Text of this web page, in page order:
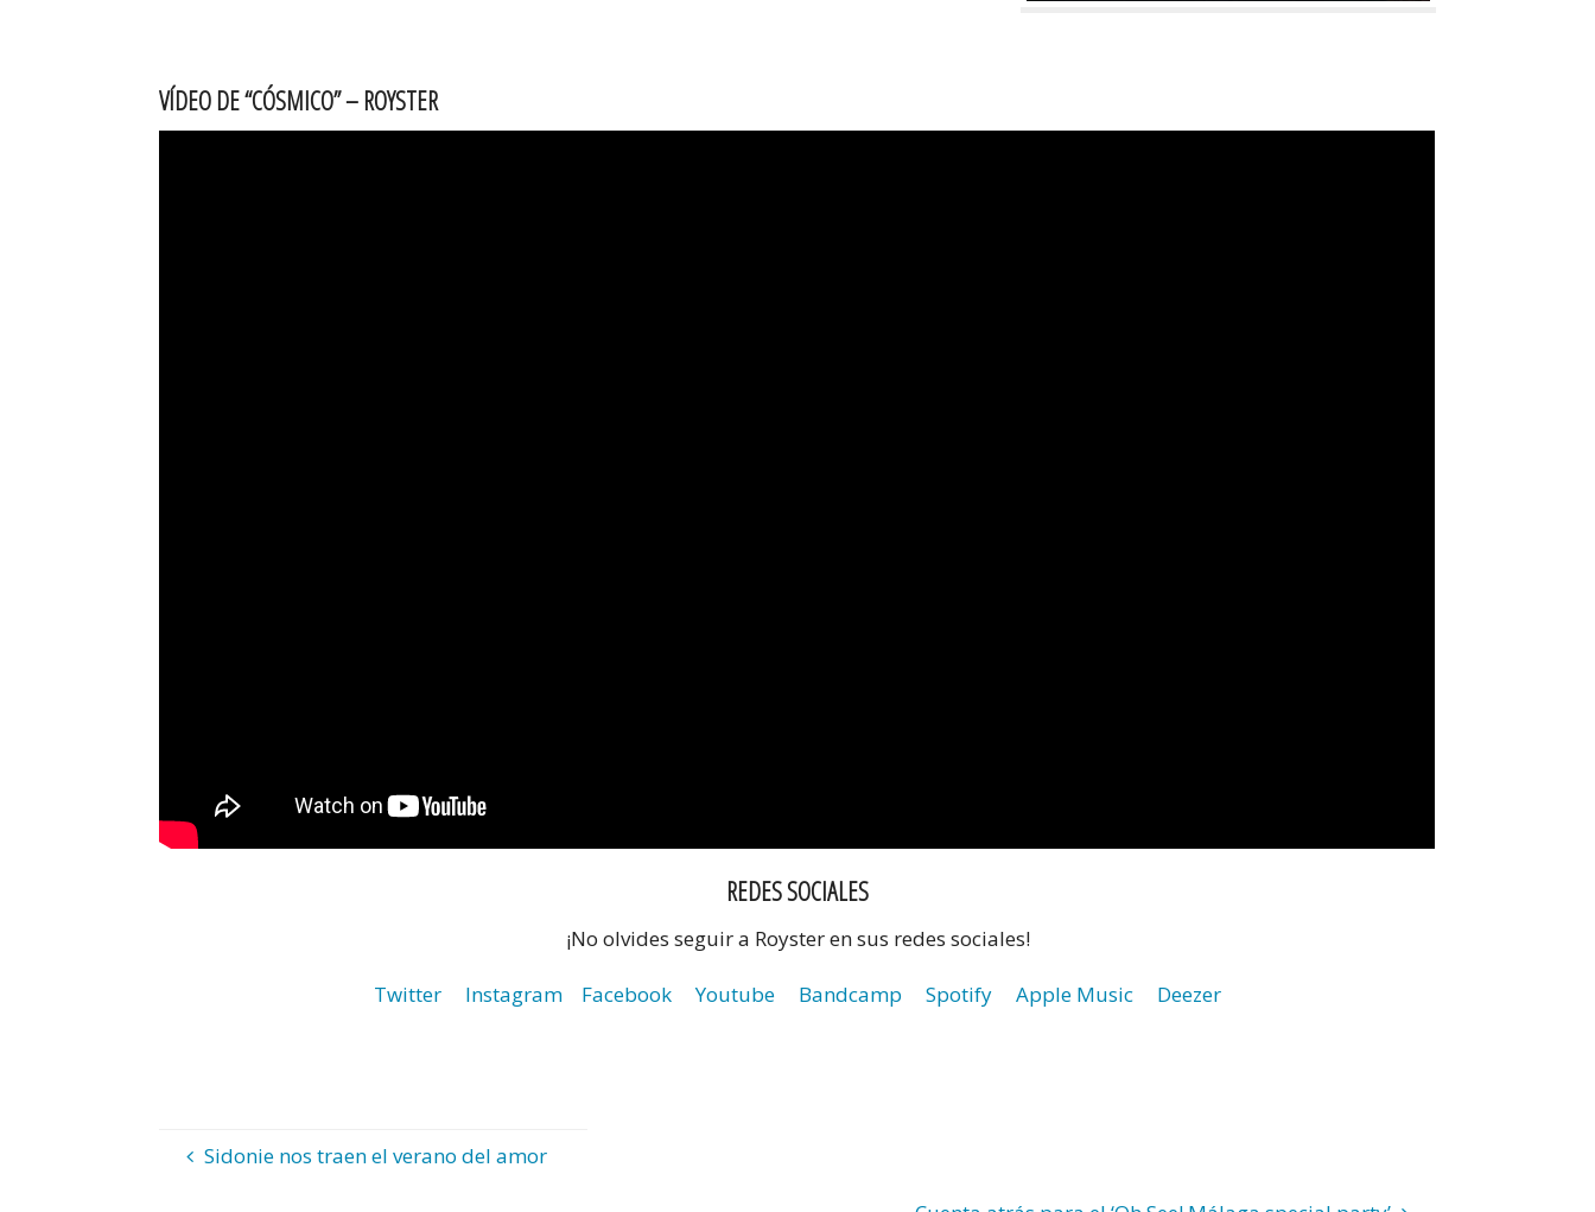
VÍDEO DE “CÓSMICO” – ROYSTER
REDES SOCIALES
¡No olvides seguir a Royster en sus redes sociales!
Twitter Instagram Facebook Youtube Bandcamp Spotify Apple Music Deezer
Sidonie nos traen el verano del amor